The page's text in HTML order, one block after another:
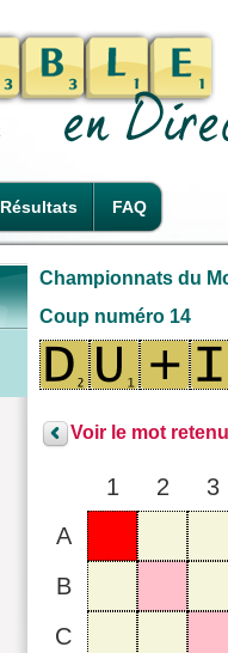
Résultats FAQ
Championnats du
Coup numéro 14
Voir le mot
1 2
3
A
B
C